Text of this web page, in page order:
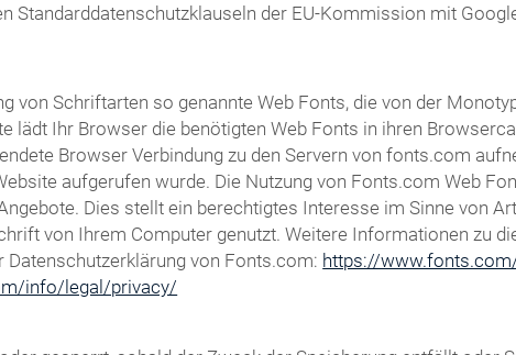
Standarddatenschutzklauseln der EU-Kommission mit
von Schriftarten so genannte Web Fonts, die von der
lädt Ihr Browser die benötigten Web Fonts in ihren
Browser Verbindung zu den Servern von fonts.com
aufgerufen wurde. Die Nutzung von Fonts.com Web
Dies stellt ein berechtigtes Interesse im Sinne von
von Ihrem Computer genutzt. Weitere Informationen zu
Datenschutzerklärung von Fonts.com: https://
info/legal/privacy/